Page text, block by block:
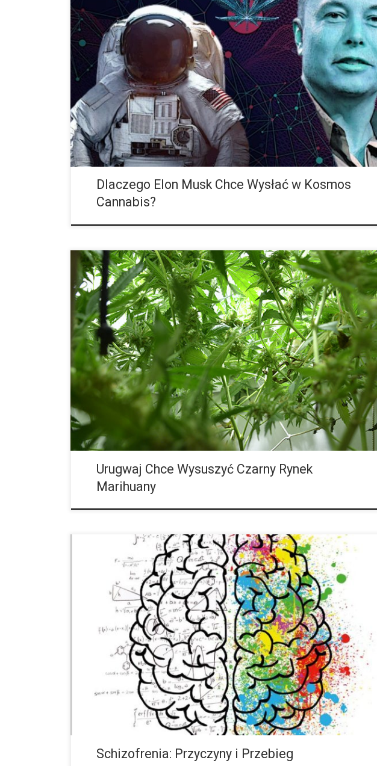
Minął nieco ponad rok od skandalu z udziałem Elona Muska, założyciela Tesli,
PayPala i SpaceX, który podczas wywiadu z Joe Roganem na oczach widzów zapalił
jointa. Związany z tym, ponadprzeciętny […]
Dlaczego Elon Musk Chce Wysłać w Kosmos
Cannabis?
Senat zatwierdza nowy projekt ustawy regulującej dostęp do medycznych konopi
indyjskich. Dokładnie sześć lat temu w Urugwaju, została napisana historia, kiedy to
konopie zostały zalegalizowane ponownie po czterdziestu latach prohibicji. […]
Urugwaj Chce Wysuszyć Czarny Rynek
Marihuany
Używanie konopi indyjskich, zwłaszcza w okresie dojrzewania, może być czynnikiem,
który wywołuje schizofrenię, zwłaszcza gdy istnieją do tego predyspozycje
genetyczne i dalsze czynniki ryzyka. Ale jak należy oceniać ryzyko spowodowane […]
Schizofrenia: Przyczyny i Przebieg